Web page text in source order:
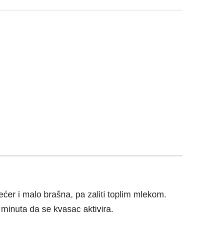
i malo brašna, pa zaliti toplim mlekom.
da se kvasac aktivira.